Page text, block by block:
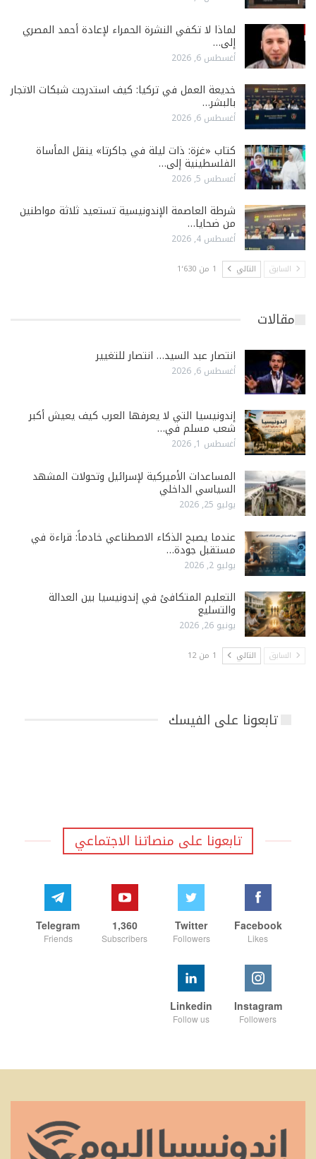
لماذا لا تكفي النشرة الحمراء لإعادة أحمد المصري
إلى…
أغسطس 6, 2026
خديعة العمل في تركيا: كيف استدرجت شبكات الاتجار
بالبشر…
أغسطس 6, 2026
كتاب «غزة: ذات ليلة في جاكرتا» ينقل المأساة
الفلسطينية إلى…
أغسطس 5, 2026
شرطة العاصمة الإندونيسية تستعيد ثلاثة مواطنين
من ضحايا…
أغسطس 4, 2026
السابق التالي 1 من 1٬630
مقالات
انتصار عبد السيد… انتصار للتغيير
أغسطس 6, 2026
إندونيسيا التي لا يعرفها العرب كيف يعيش أكبر
شعب مسلم في…
أغسطس 1, 2026
المساعدات الأميركية لإسرائيل وتحولات المشهد
السياسي الداخلي
يوليو 25, 2026
عندما يصبح الذكاء الاصطناعي خادماً: قراءة في
مستقبل جودة…
يوليو 2, 2026
التعليم المتكافئ في إندونيسيا بين العدالة
والتسليع
يونيو 26, 2026
السابق التالي 1 من 12
تابعونا على الفيسك
تابعونا على منصاتنا الاجتماعي
Facebook
Likes
Twitter
Followers
1,360
Subscribers
Telegram
Friends
Instagram
Followers
Linkedin
Follow us